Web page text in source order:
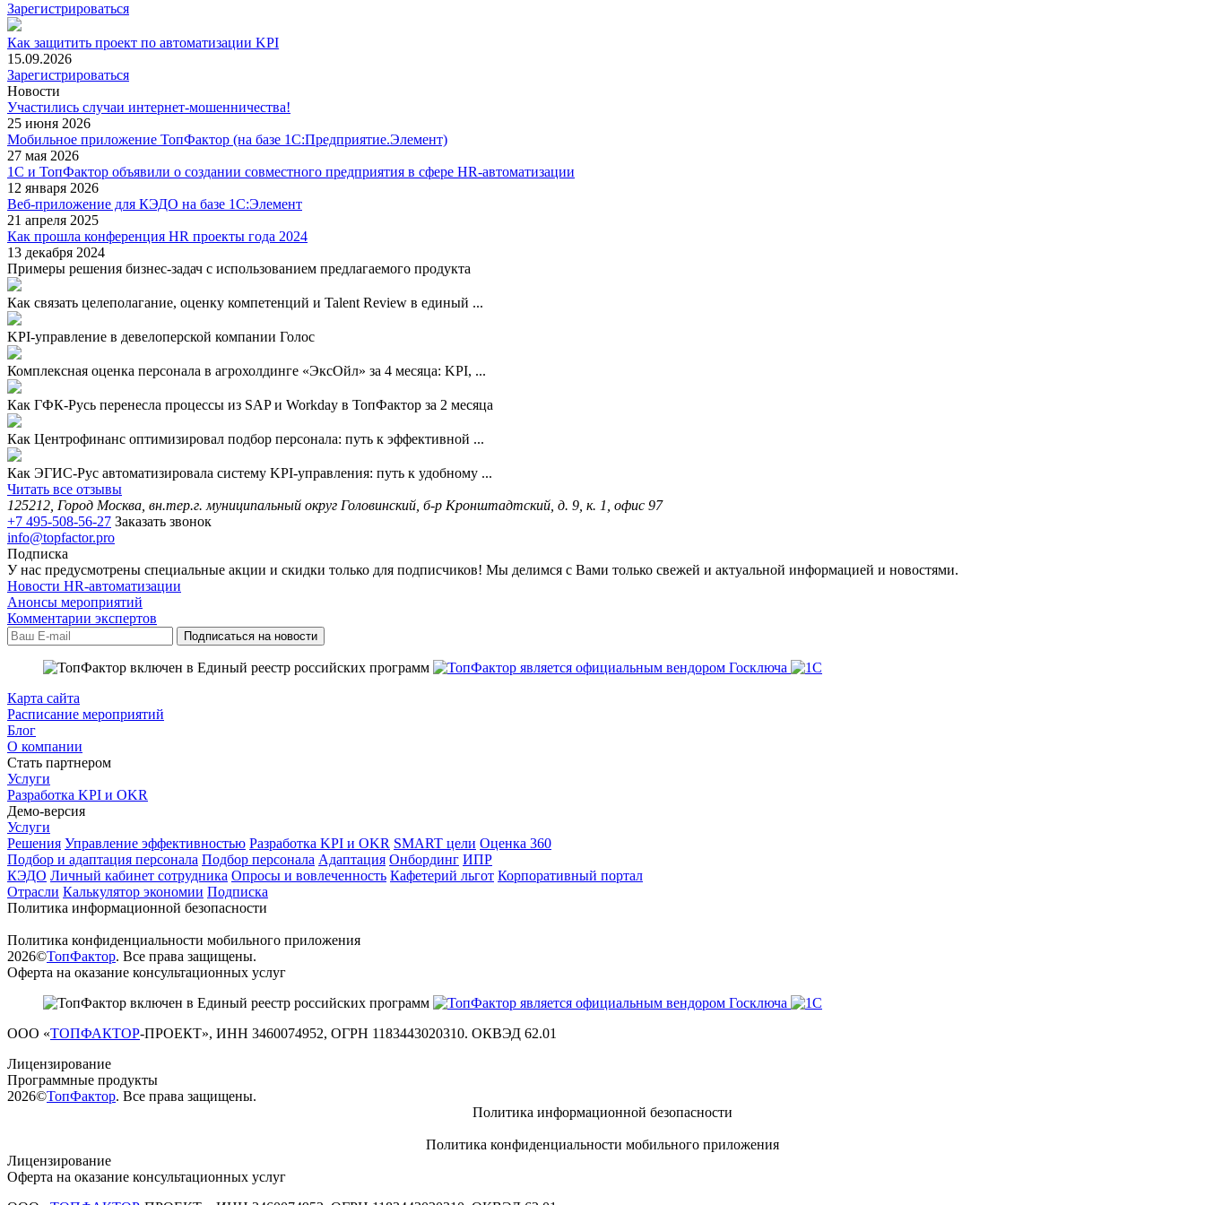
Зарегистрироваться
Как защитить проект по автоматизации KPI
15.09.2026
Зарегистрироваться
Новости
Участились случаи интернет-мошенничества!
25 июня 2026
Мобильное приложение ТопФактор (на базе 1С:Предприятие.Элемент)
27 мая 2026
1С и ТопФактор объявили о создании совместного предприятия в сфере HR-автоматизации
12 января 2026
Веб-приложение для КЭДО на базе 1С:Элемент
21 апреля 2025
Как прошла конференция HR проекты года 2024
13 декабря 2024
Примеры решения бизнес-задач с использованием предлагаемого продукта
Как связать целеполагание, оценку компетенций и Talent Review в единый ...
KPI-управление в девелоперской компании Голос
Комплексная оценка персонала в агрохолдинге «ЭксОйл» за 4 месяца: KPI, ...
Как ГФК-Русь перенесла процессы из SAP и Workday в ТопФактор за 2 месяца
Как Центрофинанс оптимизировал подбор персонала: путь к эффективной ...
Как ЭГИС-Рус автоматизировала систему KPI-управления: путь к удобному ...
Читать все отзывы
125212, Город Москва, вн.тер.г. муниципальный округ Головинский, б-р Кронштадтский, д. 9, к. 1, офис 97
+7 495-508-56-27 Заказать звонок
info@topfactor.pro
Подписка
У нас предусмотрены специальные акции и скидки только для подписчиков! Мы делимся с Вами только свежей и актуальной информацией и новостями.
Новости HR-автоматизации
Анонсы мероприятий
Комментарии экспертов
Карта сайта
Расписание мероприятий
Блог
О компании
Стать партнером
Услуги
Разработка KPI и OKR
Демо-версия
Услуги
Решения Управление эффективностью Разработка KPI и OKR SMART цели Оценка 360
Подбор и адаптация персонала Подбор персонала Адаптация Онбординг ИПР
КЭДО Личный кабинет сотрудника Опросы и вовлеченность Кафетерий льгот Корпоративный портал
Отрасли Калькулятор экономии Подписка
Политика информационной безопасности
Политика конфиденциальности мобильного приложения
2026©ТопФактор. Все права защищены.
Оферта на оказание консультационных услуг
ООО «ТОПФАКТОР-ПРОЕКТ», ИНН 3460074952, ОГРН 1183443020310. ОКВЭД 62.01
Лицензирование
Программные продукты
2026©ТопФактор. Все права защищены.
Политика информационной безопасности
Политика конфиденциальности мобильного приложения
Лицензирование
Оферта на оказание консультационных услуг